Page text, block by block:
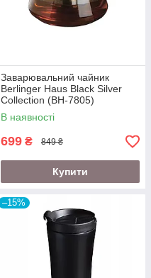
Заварювальний чайник
Berlinger Haus Black Silver
Collection (BH-7805)
В наявності
699 ₴ 849 ₴
Купити
–15%